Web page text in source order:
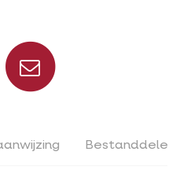
Facebook
Deel via
Bestanddelen